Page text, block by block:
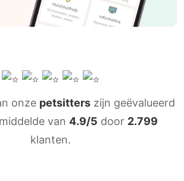
onze petsitterszijn geëvalueerd
van 4.9/5 door 2.799
klanten.